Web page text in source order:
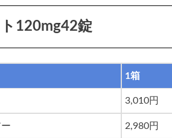
120mg42錠
1箱
3,010円
2,980円